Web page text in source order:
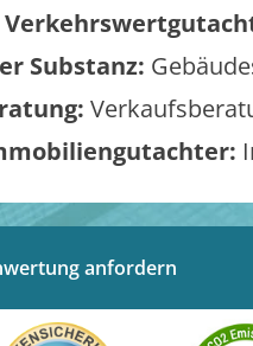
Substanz:
anfordern